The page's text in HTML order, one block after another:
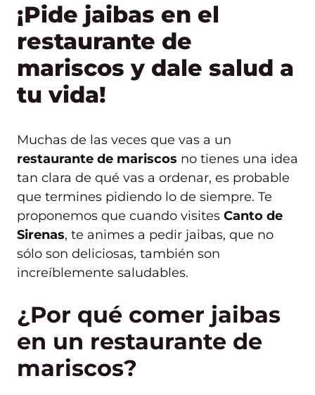
¡Pide jaibas en el
restaurante de
mariscos y dale salud a
tu vida!
Muchas de las veces que vas a un
restaurante de mariscos no tienes una idea
tan clara de qué vas a ordenar, es probable
que termines pidiendo lo de siempre. Te
proponemos que cuando visites Canto de
Sirenas, te animes a pedir jaibas, que no
sólo son deliciosas, también son
increíblemente saludables.
¿Por qué comer jaibas
en un restaurante de
mariscos?